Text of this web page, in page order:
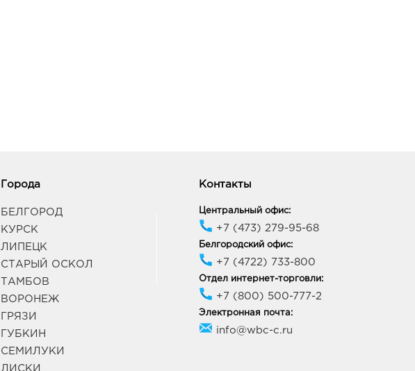
Белгород Рио: 239.0 руб.
10:00 - 21:00
Белгород Конева: 239.0 руб.
308036, Белгородская обл, г
Города
БЕЛГОРОД
КУРСК
ЛИПЕЦК
СТАРЫЙ ОСКОЛ
ТАМБОВ
ВОРОНЕЖ
ГРЯЗИ
ГУБКИН
СЕМИЛУКИ
ЛИСКИ
Контакты
Центральный офис:
+7 (473) 279-95-68
Белгородский офис:
+7 (4722) 733-800
Отдел интернет-торговли:
+7 (800) 500-777-2
Электронная почта:
info@wbc-c.ru